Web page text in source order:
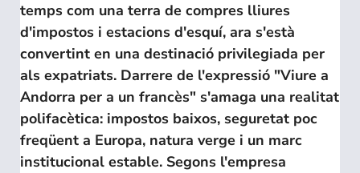
temps com una terra de compres lliures
d'impostos i estacions d'esquí, ara s'està
convertint en una destinació privilegiada per
als expatriats. Darrere de l'expressió "Viure a
Andorra per a un francès" s'amaga una realitat
polifacètica: impostos baixos, seguretat poc
freqüent a Europa, natura verge i un marc
institucional estable. Segons l'empresa